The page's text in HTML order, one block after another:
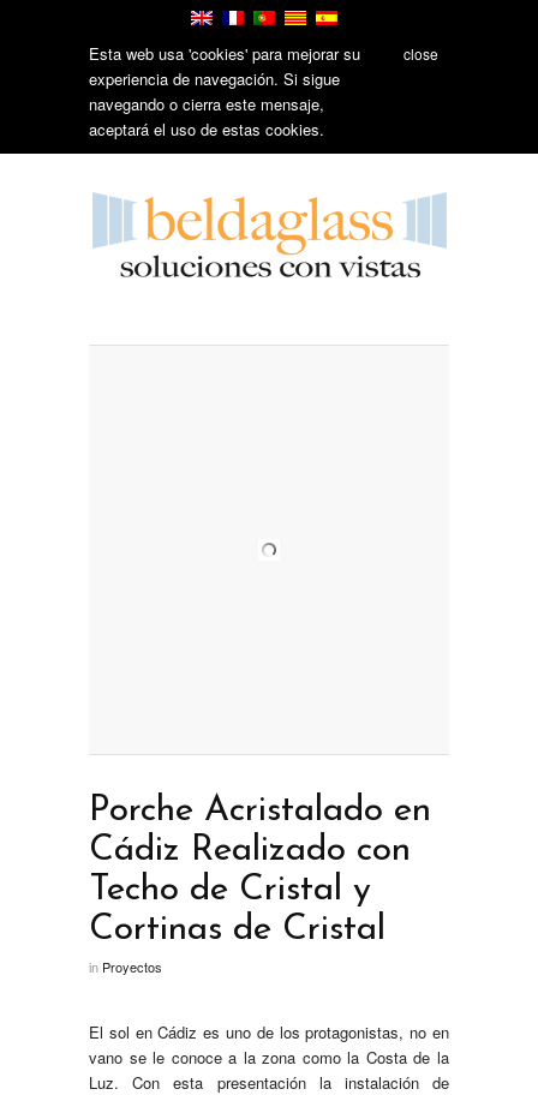
Esta web usa 'cookies' para mejorar su
experiencia de navegación. Si sigue
navegando o cierra este mensaje,
aceptará el uso de estas cookies.
close
Porche Acristalado en
Cádiz Realizado con
Techo de Cristal y
Cortinas de Cristal
in Proyectos
El sol en Cádiz es uno de los protagonistas, no en
vano se le conoce a la zona como la Costa de la
Luz. Con esta presentación la instalación de